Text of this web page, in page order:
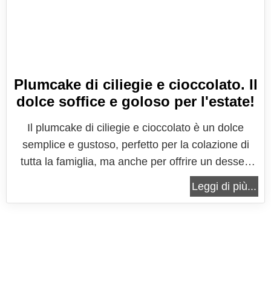
Plumcake di ciliegie e cioccolato. Il
dolce soffice e goloso per l'estate!
Il plumcake di ciliegie e cioccolato è un dolce
semplice e gustoso, perfetto per la colazione di
tutta la famiglia, ma anche per offrire un dessert
spettacolare. Grazie al suo sapore intenso e al suo
aspetto invitante, arricchito da una ghiotta glassa
Leggi di più...